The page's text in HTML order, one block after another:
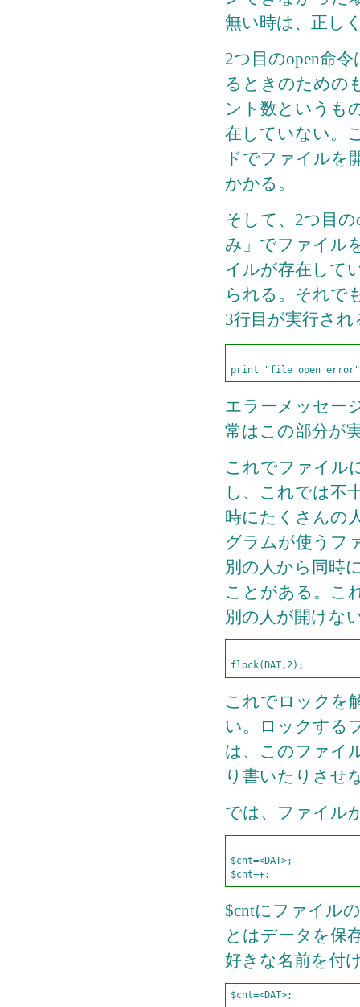
無い時は、正し
2つ目のopen命
るときのための
ント数というも
在していない。
ドでファイルを
かかる。
そして、2つ目
み」でファイル
イルが存在して
られる。それで
3行目が実行され
エラーメッセー
常はこの部分が
これでファイル
し、これでは不
時にたくさんの
グラムが使うフ
別の人から同時
ことがある。こ
別の人が開けな
これでロックを
い。ロックする
は、このファイ
り書いたりさせ
では、ファイル
$cnt=<DAT>;
$cntにファイル
とはデータを保
好きな名前を付
$cnt=<DAT>;